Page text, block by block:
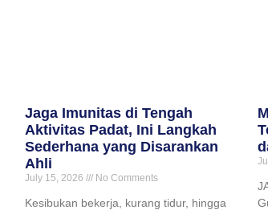
Jaga Imunitas di Tengah
Aktivitas Padat, Ini Langkah
Sederhana yang Disarankan
Ahli
July 15, 2026 No Comments
Kesibukan bekerja, kurang tidur, hingga